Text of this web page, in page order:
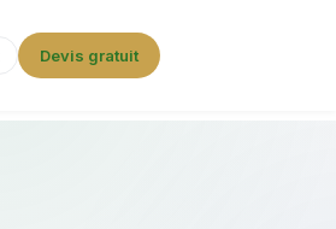
Devis gratuit